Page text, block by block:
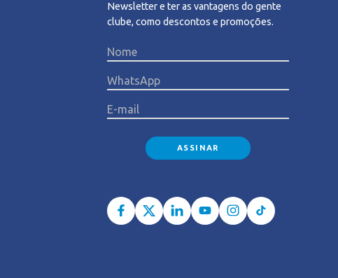
Newsletter e ter as vantagens do gente
clube, como descontos e promoções.